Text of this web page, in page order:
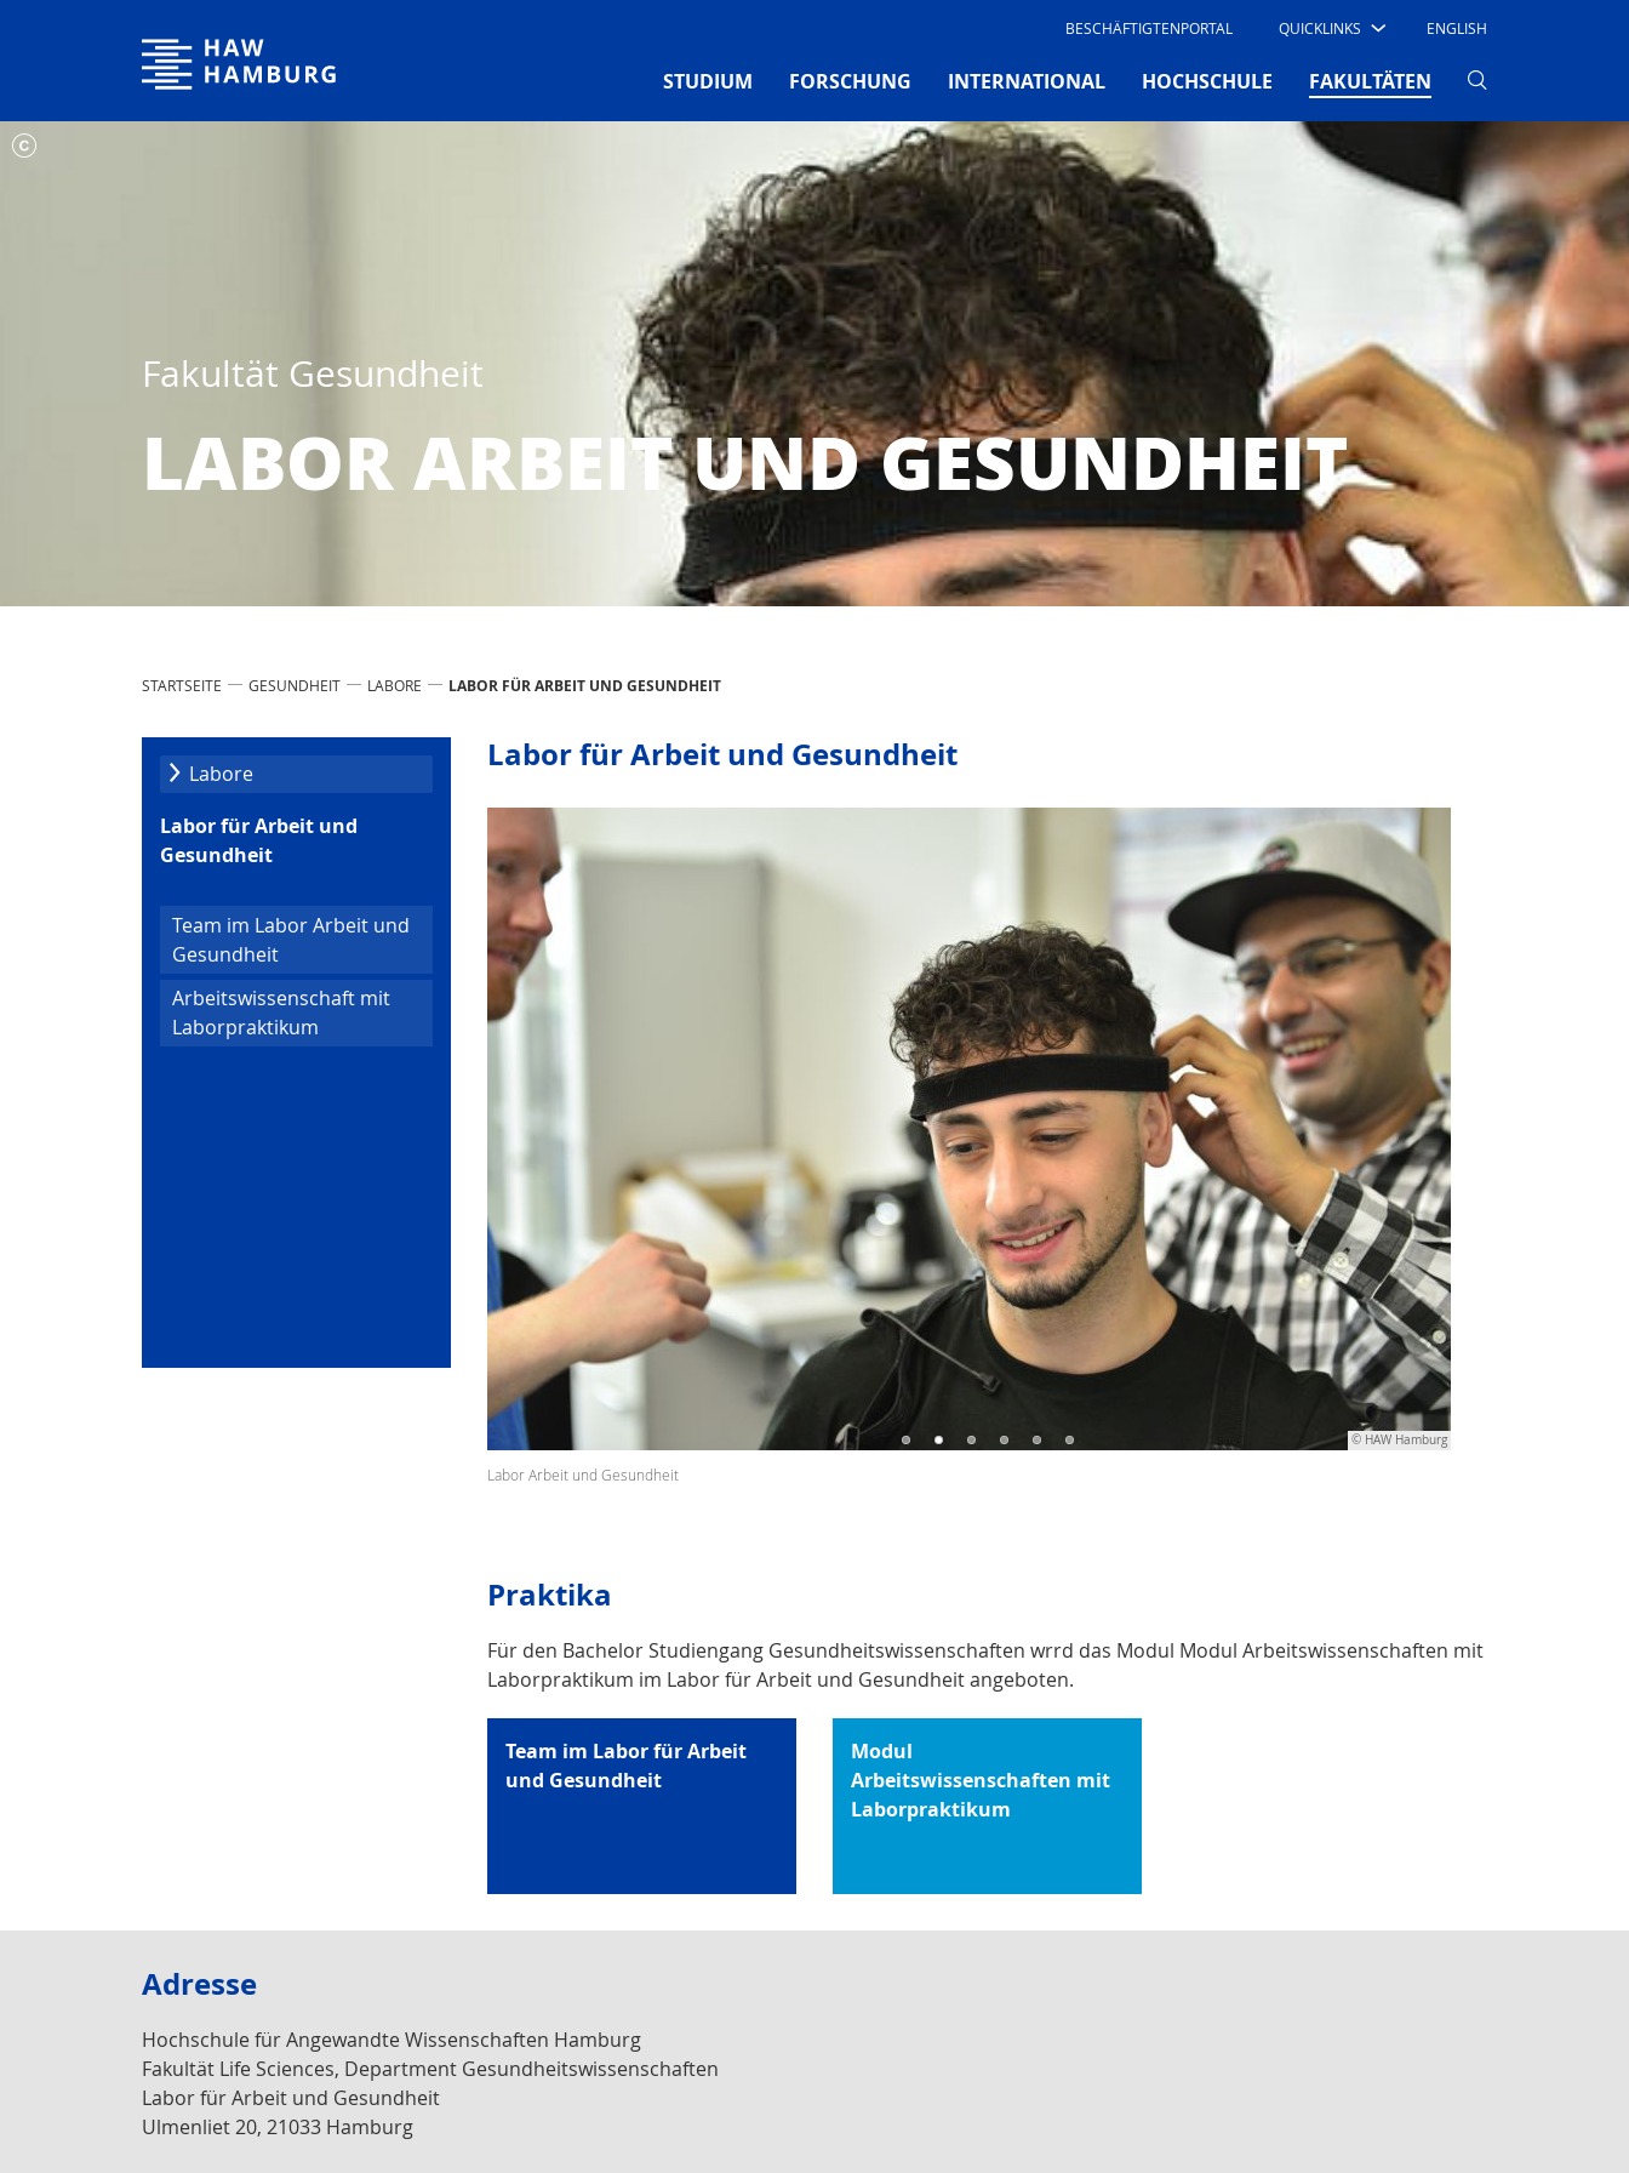
Hochschule für Angewandte Wissenschaften Hamburg BESCHÄFTIGTENPORTAL QUICKLINKS ENGLISH
STUDIUM FORSCHUNG INTERNATIONAL HOCHSCHULE FAKULTÄTEN (CURRENT)
Fakultät Gesundheit
LABOR ARBEIT UND GESUNDHEIT
STARTSEITE GESUNDHEIT LABORE LABOR FÜR ARBEIT UND GESUNDHEIT
Labore
Labor für Arbeit und
Gesundheit
Team im Labor Arbeit und
Gesundheit
Arbeitswissenschaft mit
Laborpraktikum
Labor für Arbeit und Gesundheit
© HAW Hamburg
Labor Arbeit und Gesundheit
Praktika
Für den Bachelor Studiengang Gesundheitswissenschaften wrrd das Modul Modul Arbeitswissenschaften mit
Laborpraktikum im Labor für Arbeit und Gesundheit angeboten.
Modul
Arbeitswissenschaften mit
Laborpraktikum
Team im Labor für Arbeit
und Gesundheit
Adresse
Hochschule für Angewandte Wissenschaften Hamburg
Fakultät Life Sciences, Department Gesundheitswissenschaften
Labor für Arbeit und Gesundheit
Ulmenliet 20, 21033 Hamburg